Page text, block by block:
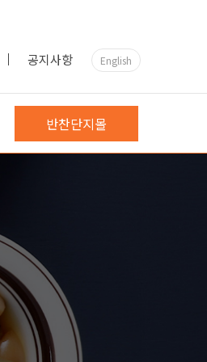
공지사항 English
반찬단지몰